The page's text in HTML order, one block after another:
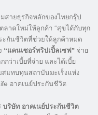
สายธุรกิจหลักของไทยกรุ๊ป
ลาดใหม่ให้ลูกค้า “สุขได้กับทุก
ะกันชีวิตที่ช่วยให้ลูกค้าหมด
“แคนเซอร์ทริปเปิ้ลเซฟ” จ่าย
กว่าเบี้ยที่จ่าย และได้เบี้ย
มทบทุนสถาบันมะเร็งแห่ง
อาคเนย์ประกันชีวิต
บริษัท อาคเนย์ประกันชีวิต